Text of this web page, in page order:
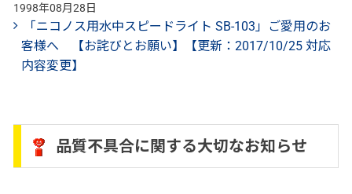
1998年08月28日
「ニコノス用水中スピードライト SB-103」ご愛用のお
客様へ 【お詫びとお願い】【更新：2017/10/25 対応
内容変更】
品質不具合に関する大切なお知らせ